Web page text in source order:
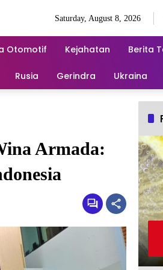
Saturday, August 8, 2026
Otomotif Kejahatan Berita
Rusia Gerindra Ukraina
Armada: